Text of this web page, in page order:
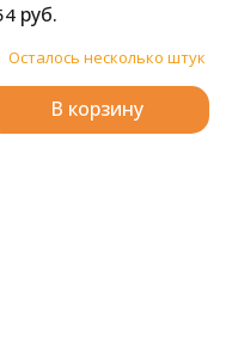
руб.
Осталось несколько штук
В корзину